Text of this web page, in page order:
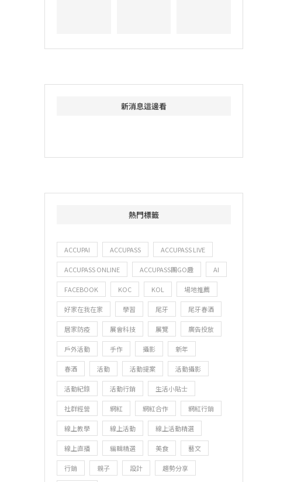
新消息這邊看
熱門標籤
ACCUPAI ACCUPASS ACCUPASS LIVE
ACCUPASS ONLINE ACCUPASS團GO趣 AI
FACEBOOK KOC KOL 場地推薦
好家在我在家 學習 尾牙 尾牙春酒
居家防疫 展會科技 展覽 廣告投放
戶外活動 手作 攝影 新年
春酒 活動 活動提案 活動攝影
活動紀錄 活動行銷 生活小貼士
社群經營 網紅 網紅合作 網紅行銷
線上教學 線上活動 線上活動精選
線上直播 編輯精選 美食 藝文
行銷 親子 設計 趨勢分享